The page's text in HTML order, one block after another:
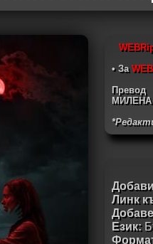
• За WEB
Превод
Линк
Език: